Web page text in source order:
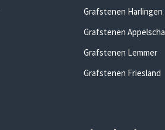
Grafstenen Harlingen
Grafstenen Appelscha
Grafstenen Lemmer
Grafstenen Friesland